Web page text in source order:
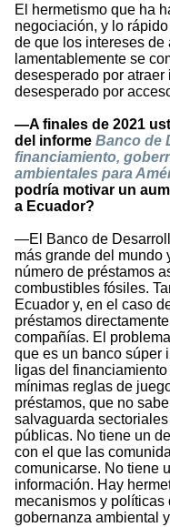
El hermetismo que ha
negociación, y lo
de que los intereses de
lamentablemente se
desesperado por
desesperado por
—A finales de 2021
del informe Banco de
financiamiento,
ambientales para
podría motivar un
a Ecuador?
—El Banco de
más grande del mundo
número de préstamos
combustibles fósiles.
Ecuador y, en el caso
préstamos
compañías. El
que es un banco súper
ligas del
mínimas reglas de
préstamos, que no
salvaguarda
públicas. No tiene un
con el que las
comunicarse. No tiene
información. Hay
mecanismos y
gobernanza ambiental